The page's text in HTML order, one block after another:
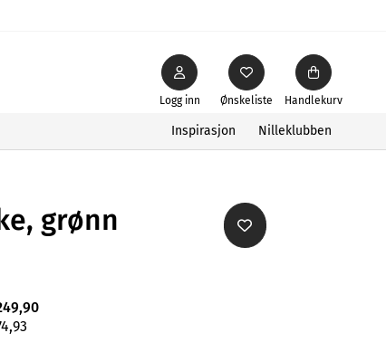
Ønskeliste
Logg inn Handlekurv
Inspirasjon Nilleklubben
grønn